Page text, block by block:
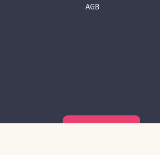
Vertrag widerrufen
AGB